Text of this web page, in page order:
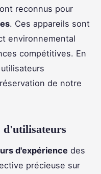
reconnus pour
. Ces appareils sont
environnemental
compétitives. En
de notre
d'utilisateurs
d'expérience des
précieuse sur